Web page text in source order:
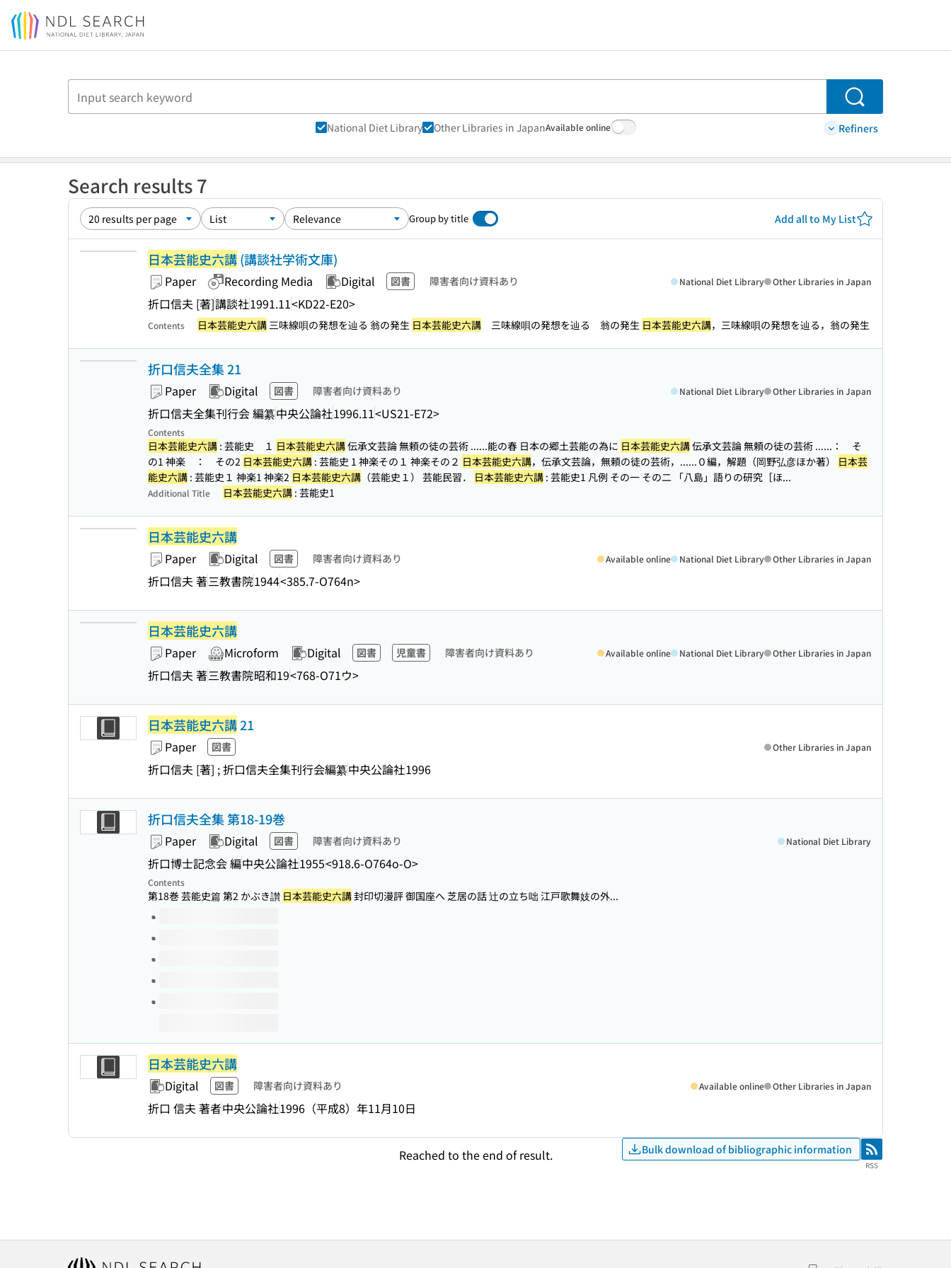
Jump to main content
Search
National Diet Library Other Libraries in JapanAvailable online Refiners
Search results 7
Group by title Add all to My List
日本芸能史六講(講談社学術文庫)
Paper Recording Media Digital 図書 障害者向け資料あり
折口信夫 [著]講談社1991.11<KD22-E20>
National Diet Library Other Libraries in Japan
Contents 日本芸能史六講 三味線唄の発想を辿る 翁の発生 日本芸能史六講 三味線唄の発想を辿る 翁の発生 日本芸能史六講，三味線唄の発想を辿る，翁の発生
折口信夫全集 21
Paper Digital 図書 障害者向け資料あり
折口信夫全集刊行会 編纂中央公論社1996.11<US21-E72>
National Diet Library Other Libraries in Japan
Contents
日本芸能史六講 : 芸能史 １ 日本芸能史六講伝承文芸論 無頼の徒の芸術 ......能の春 日本の郷土芸能の為に 日本芸能史六講伝承文芸論 無頼の徒の芸術 ......： そ
の1 神楽 ： その2 日本芸能史六講 : 芸能史 1 神楽その１ 神楽その２ 日本芸能史六講，伝承文芸論，無頼の徒の芸術，......０編，解題（岡野弘彦ほか著） 日本芸
能史六講 : 芸能史１ 神楽1 神楽2 日本芸能史六講 （芸能史１） 芸能民習． 日本芸能史六講 : 芸能史1 凡例 その一 その二 「八島」語りの研究［ほ...
Additional Title 日本芸能史六講 : 芸能史1
日本芸能史六講
Paper Digital 図書 障害者向け資料あり
折口信夫 著三教書院1944<385.7-O764n>
Available online National Diet Library Other Libraries in Japan
日本芸能史六講
Paper Microform Digital 図書 児童書 障害者向け資料あり
折口信夫 著三教書院昭和19<768-O71ウ>
Available online National Diet Library Other Libraries in Japan
日本芸能史六講21
Paper 図書
折口信夫 [著] ; 折口信夫全集刊行会編纂中央公論社1996
Other Libraries in Japan
折口信夫全集 第18-19巻
Paper Digital 図書 障害者向け資料あり
折口博士記念会 編中央公論社1955<918.6-O764o-O>
National Diet Library
Contents
第18巻 芸能史篇 第2 かぶき讃 日本芸能史六講封印切漫評 御国座へ 芝居の話 辻の立ち咄 江戸歌舞妓の外...
Volumes of this title
日本芸能史六講
Digital 図書 障害者向け資料あり
折口 信夫 著者中央公論社1996（平成8）年11月10日
Available online Other Libraries in Japan
Reached to the end of result. Bulk download of bibliographic information RSS
RSS